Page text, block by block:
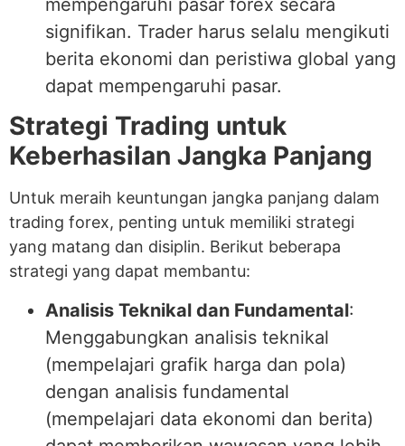
mempengaruhi pasar forex secara
signifikan. Trader harus selalu mengikuti
berita ekonomi dan peristiwa global yang
dapat mempengaruhi pasar.
Strategi Trading untuk
Keberhasilan Jangka Panjang
Untuk meraih keuntungan jangka panjang dalam
trading forex, penting untuk memiliki strategi
yang matang dan disiplin. Berikut beberapa
strategi yang dapat membantu:
Analisis Teknikal dan Fundamental:
Menggabungkan analisis teknikal
(mempelajari grafik harga dan pola)
dengan analisis fundamental
(mempelajari data ekonomi dan berita)